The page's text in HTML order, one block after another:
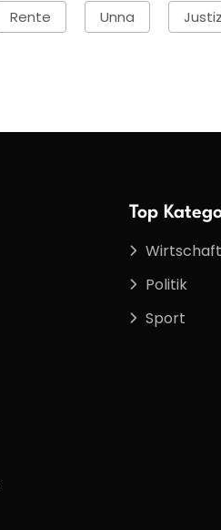
Rente Unna
Top
Wirtschaft
Politik
Sport